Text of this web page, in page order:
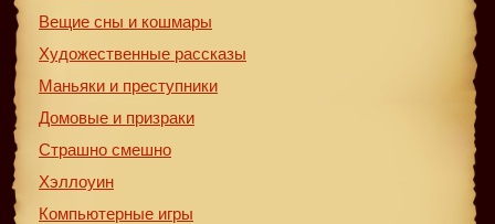
Вещие сны и кошмары
Художественные рассказы
Маньяки и преступники
Домовые и призраки
Страшно смешно
Хэллоуин
Компьютерные игры